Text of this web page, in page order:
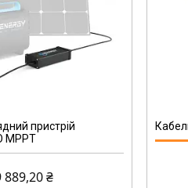
пристрій
MPPT
889,20 ₴
240000200